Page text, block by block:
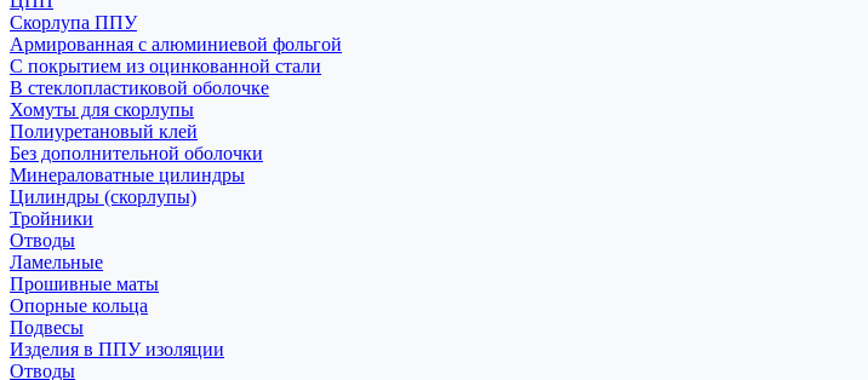
Скорлупа ППУ
Армированная с алюминиевой фольгой
С покрытием из оцинкованной стали
В стеклопластиковой оболочке
Хомуты для скорлупы
Полиуретановый клей
Без дополнительной оболочки
Минераловатные цилиндры
Цилиндры (скорлупы)
Тройники
Отводы
Ламельные
Прошивные маты
Опорные кольца
Подвесы
Изделия в ППУ изоляции
Отводы